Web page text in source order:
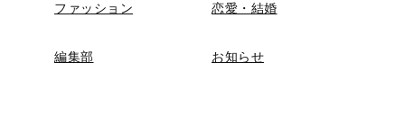
ファッション 恋愛・結婚
編集部 お知らせ